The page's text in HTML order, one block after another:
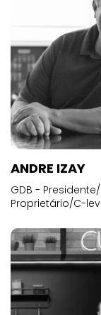
ANDRE IZAY
GDB -
Proprietário/C-